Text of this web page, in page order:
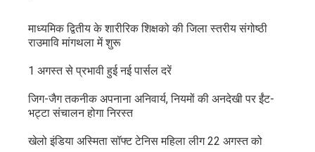
माध्यमिक द्वितीय के शारीरिक शिक्षको की जिला स्तरीय संगोष्ठी
राउमावि मांगथला में शुरू
1 अगस्त से प्रभावी हुई नई पार्सल दरें
जिग-जैग तकनीक अपनाना अनिवार्य, नियमों की अनदेखी पर ईंट-
भट्टा संचालन होगा निरस्त
खेलो इंडिया अस्मिता सॉफ्ट टेनिस महिला लीग 22 अगस्त को